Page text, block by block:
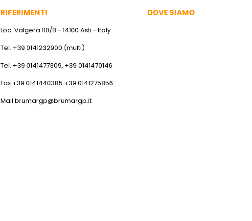
RIFERIMENTI
Loc. Valgera 110/B - 14100 Asti - Italy
Tel. +39 0141232900 (multi)
Tel. +39 0141477309, +39 0141470146
Fax +39 0141440385 +39 0141275856
Mail brumargp@brumargp.it
DOVE SIAMO